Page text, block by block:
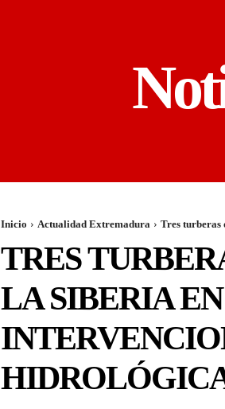
Inicio Actualidad Extremadura Tres turberas
TRES
LA SIBERIA